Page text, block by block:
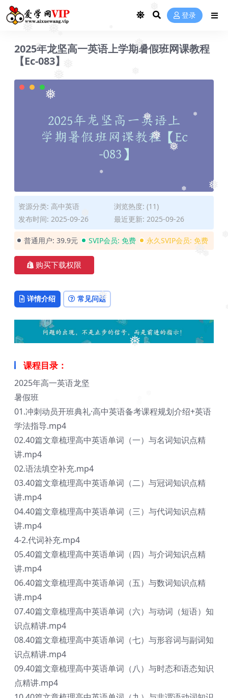
❅
❅
❅
❅
❅
❅
❅
❅
❅ ❅
❅
❅
❅ ❅
❅ 登录
2025年龙坚高一英语上学期暑假班网课教程
【Ec-083】
资源分类: 高中英语
浏览热度: (11)
发布时间: 2025-09-26
最近更新: 2025-09-26
普通用户: 39.9元 SVIP会员: 免费 永久SVIP会员: 免费
购买下载权限
详情介绍 常见问题
课程目录：
2025年高一英语龙坚
暑假班
01.冲刺动员开班典礼·高中英语备考课程规划介绍+英语
学法指导.mp4
02.40篇文章梳理高中英语单词（一）与名词知识点精
讲.mp4
02.语法填空补充.mp4
03.40篇文章梳理高中英语单词（二）与冠词知识点精
讲.mp4
04.40篇文章梳理高中英语单词（三）与代词知识点精
讲.mp4
4-2.代词补充.mp4
05.40篇文章梳理高中英语单词（四）与介词知识点精
讲.mp4
06.40篇文章梳理高中英语单词（五）与数词知识点精
讲.mp4
07.40篇文章梳理高中英语单词（六）与动词（短语）知
识点精讲.mp4
08.40篇文章梳理高中英语单词（七）与形容词与副词知
识点精讲.mp4
09.40篇文章梳理高中英语单词（八）与时态和语态知识
点精讲.mp4